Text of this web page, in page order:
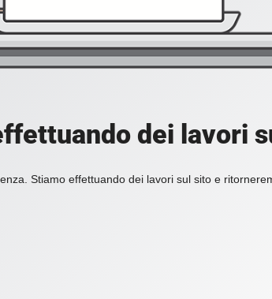
dei lavori
Stiamo effettuando dei lavori sul sito e